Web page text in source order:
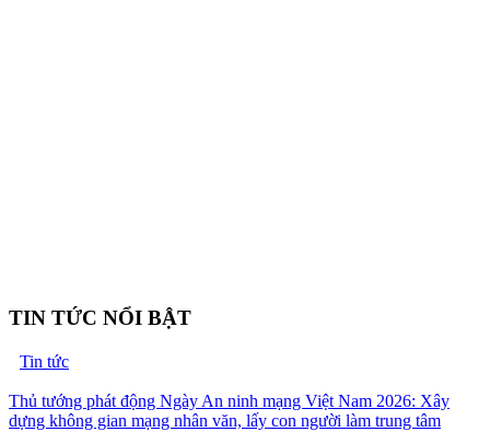
TIN TỨC NỔI BẬT
Tin tức
Thủ tướng phát động Ngày An ninh mạng Việt Nam 2026: Xây
dựng không gian mạng nhân văn, lấy con người làm trung tâm